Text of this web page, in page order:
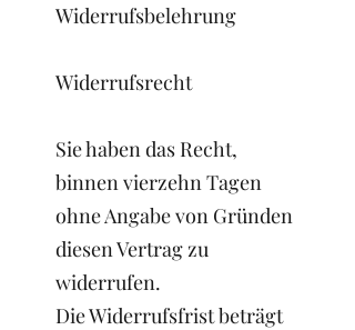
Widerrufsbelehrung
Widerrufsrecht
Sie haben das Recht,
binnen vierzehn Tagen
ohne Angabe von Gründen
diesen Vertrag zu
widerrufen.
Die Widerrufsfrist beträgt